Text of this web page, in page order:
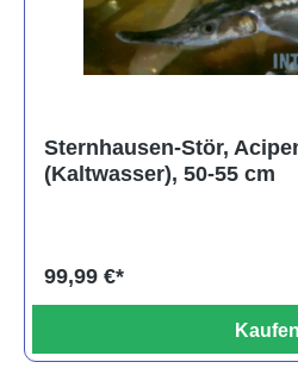
Sternhausen-Stör,
(Kaltwasser), 50-55 cm
99,99 €*
Kaufen